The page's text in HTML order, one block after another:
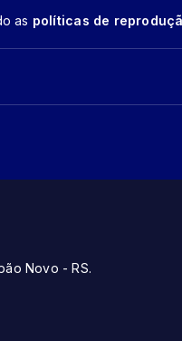
as políticas de
Novo - RS.